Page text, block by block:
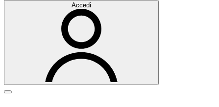
Accedi